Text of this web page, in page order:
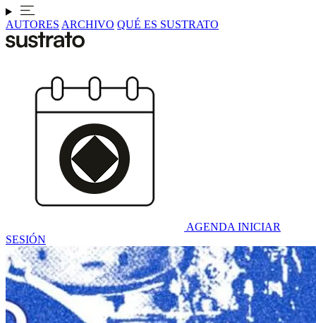
AUTORES ARCHIVO QUÉ ES SUSTRATO
AGENDA INICIAR
SESIÓN